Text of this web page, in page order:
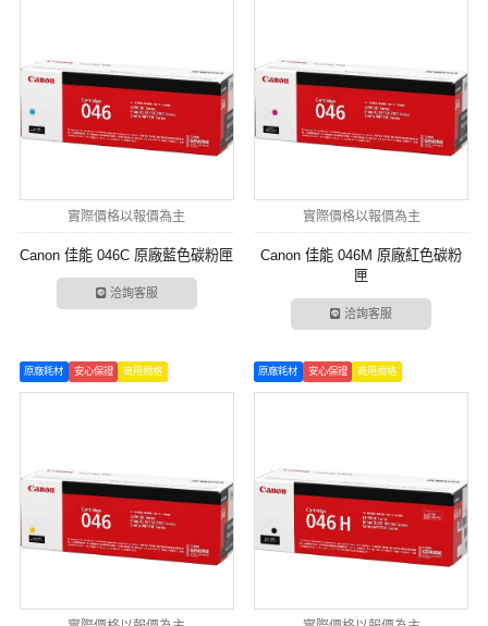
實際價格以報價為主
Canon 佳能 046C 原廠藍色碳粉匣
洽詢客服
實際價格以報價為主
Canon 佳能 046M 原廠紅色碳粉
匣
洽詢客服
原廠耗材 安心保證 商用規格 原廠耗材 安心保證 商用規格